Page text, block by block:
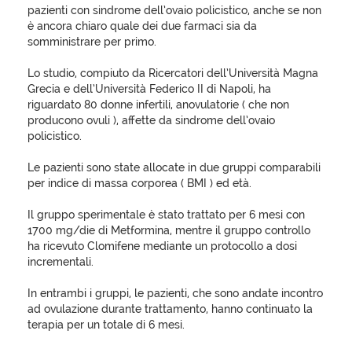
pazienti con sindrome dell’ovaio policistico, anche se non
è ancora chiaro quale dei due farmaci sia da
somministrare per primo.
Lo studio, compiuto da Ricercatori dell’Università Magna
Grecia e dell’Università Federico II di Napoli, ha
riguardato 80 donne infertili, anovulatorie ( che non
producono ovuli ), affette da sindrome dell’ovaio
policistico.
Le pazienti sono state allocate in due gruppi comparabili
per indice di massa corporea ( BMI ) ed età.
Il gruppo sperimentale è stato trattato per 6 mesi con
1700 mg/die di Metformina, mentre il gruppo controllo
ha ricevuto Clomifene mediante un protocollo a dosi
incrementali.
In entrambi i gruppi, le pazienti, che sono andate incontro
ad ovulazione durante trattamento, hanno continuato la
terapia per un totale di 6 mesi.